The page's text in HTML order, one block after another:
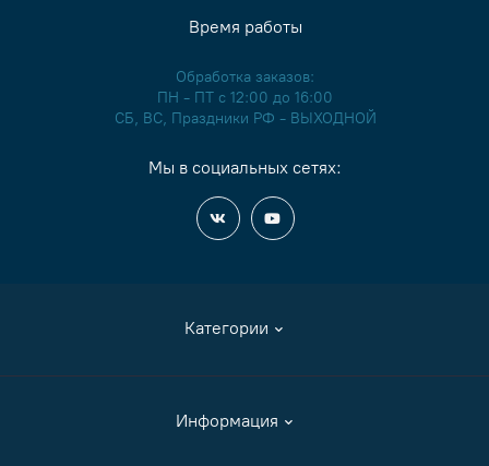
Категории
Аксессуары
Информация
Время работы
Обработка заказов:
ПН - ПТ с 12:00 до 16:00
СБ, ВС, Праздники РФ - ВЫХОДНОЙ
Мы в социальных сетях: